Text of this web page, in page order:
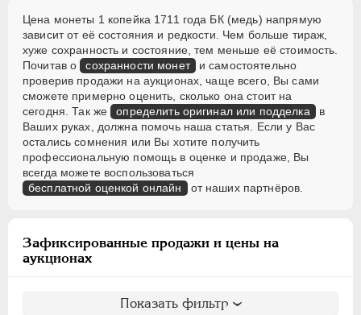
Цена монеты 1 копейка 1711 года БК (медь) напрямую
зависит от её состояния и редкости. Чем больше тираж,
хуже сохранность и состояние, тем меньше её стоимость.
Почитав о сохранности монет и самостоятельно
проверив продажи на аукционах, чаще всего, Вы сами
сможете примерно оценить, сколько она стоит на
сегодня. Так же определить оригинал или подделка в
Ваших руках, должна помочь наша статья. Если у Вас
остались сомнения или Вы хотите получить
профессиональную помощь в оценке и продаже, Вы
всегда можете воспользоваться
бесплатной оценкой онлайн от наших партнёров.
Зафиксированные продажи и цены на
аукционах
Показать фильтр